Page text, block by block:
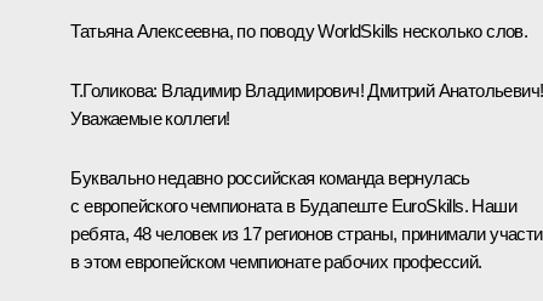
Татьяна Алексеевна, по поводу WorldSkills несколько слов.
Т.Голикова: Владимир Владимирович! Дмитрий Анатольевич!
Уважаемые коллеги!
Буквально недавно российская команда вернулась
с европейского чемпионата в Будапеште EuroSkills. Наши
ребята, 48 человек из 17 регионов страны, принимали
в этом европейском чемпионате рабочих профессий.